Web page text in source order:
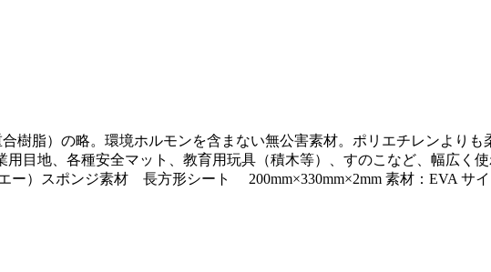
合樹脂）の略。環境ホルモンを含まない無公害素材。ポリエチレンより
目地、各種安全マット、教育用玩具（積木等）、すのこなど、幅広く
）スポンジ素材 長方形シート 200mm×330mm×2mm 素材：EVA サイ